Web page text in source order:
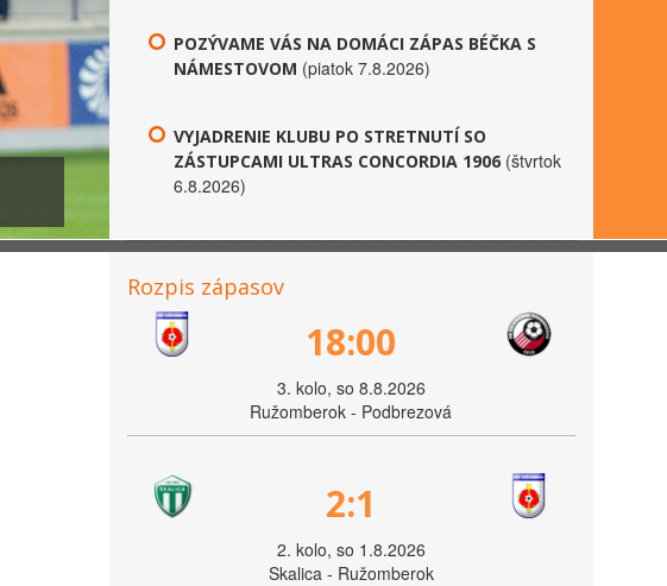
POZÝVAME VÁS NA DOMÁCI ZÁPAS BÉČKA S
NÁMESTOVOM (piatok 7.8.2026)
VYJADRENIE KLUBU PO STRETNUTÍ SO
ZÁSTUPCAMI ULTRAS CONCORDIA 1906 (štvrtok
6.8.2026)
Rozpis zápasov
18:00
3. kolo, so 8.8.2026
Ružomberok - Podbrezová
2:1
2. kolo, so 1.8.2026
Skalica - Ružomberok